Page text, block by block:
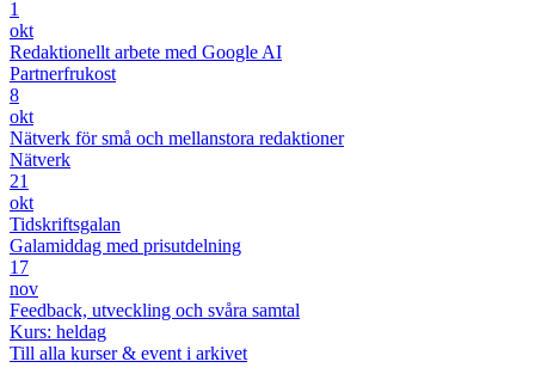
1
okt
Redaktionellt arbete med Google AI
Partnerfrukost
8
okt
Nätverk för små och mellanstora redaktioner
Nätverk
21
okt
Tidskriftsgalan
Galamiddag med prisutdelning
17
nov
Feedback, utveckling och svåra samtal
Kurs: heldag
Till alla kurser & event i arkivet